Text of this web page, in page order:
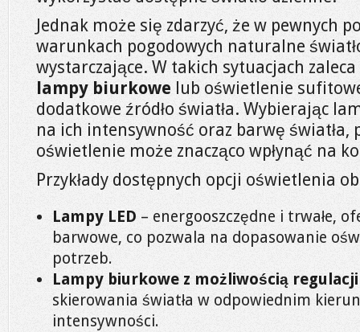
Jednak może się zdarzyć, że w pewnych
warunkach pogodowych naturalne
wystarczające. W takich sytuacjach
lampy biurkowe lub oświetlenie
dodatkowe źródło światła. Wybierając
na ich intensywność oraz barwę światła,
oświetlenie może znacząco wpłynąć na
Przykłady dostępnych opcji oświetlenia
Lampy LED – energooszczędne i trwałe,
barwowe, co pozwala na dopasowanie
potrzeb.
Lampy biurkowe z możliwością regulacji
skierowania światła w odpowiednim
intensywności.